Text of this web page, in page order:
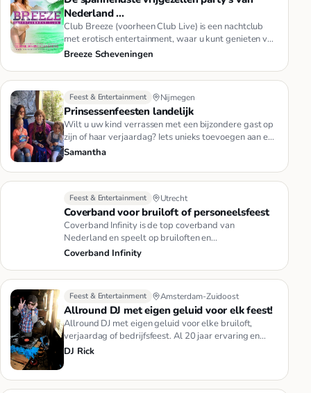
Nederland ...
Club Breeze (voorheen Club Live) is een nachtclub
met erotisch entertainment, waar u kunt genieten van
spectaculaire paa…
Breeze Scheveningen
Feest & Entertainment Nijmegen
Prinsessenfeesten landelijk
Wilt u uw kind verrassen met een bijzondere gast op
zijn of haar verjaardag? Iets unieks toevoegen aan een
evenement? Hu…
Samantha
Feest & Entertainment Utrecht
Coverband voor bruiloft of personeelsfeest
Coverband Infinity is de top coverband van
Nederland en speelt op bruiloften en
personeelsfeesten. Coverband Infinity is…
Coverband Infinity
Feest & Entertainment Amsterdam-Zuidoost
Allround DJ met eigen geluid voor elk feest!
Allround DJ met eigen geluid voor elke bruiloft,
verjaardag of bedrijfsfeest. Al 20 jaar ervaring en
draait wat jij wilt…
DJ Rick